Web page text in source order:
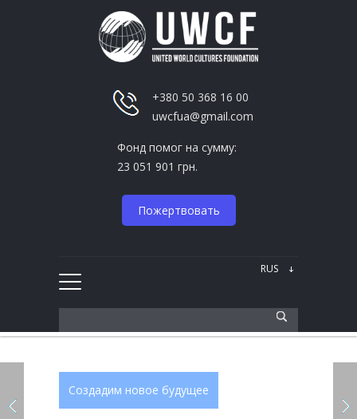
+380 50 368 16 00
uwcfua@gmail.com
Фонд помог на сумму:
23 051 901 грн.
Пожертвовать
Создадим новое будущее